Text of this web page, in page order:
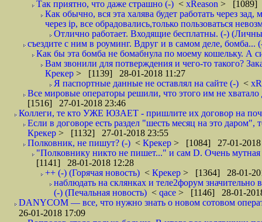
Так приятно, что даже страшно (-) < xReason > [1089]
Как обычно, вся эта халява будет работать через
через ip, все обрадовались,только пользоваться
Отлично работает. Входящие бесплатны. (-)
съездите с ним в роуминг. Вдруг и в самом деле, бомба...
Как бы эта бомба не бомабнула по моему кошельку. А
Вам звонили для потверждения и чего-то такого?
Крекер > [1139] 28-01-2018 11:27
Я паспортные данные не оставлял на сайте (-) <
Все мировые операторы решили, что этого им не
[1516] 27-01-2018 23:46
Коллеги, те кто УЖЕ ЮЗАЕТ - пришлите их договор на
Если в договоре есть раздел "шесть месяц на это даром",
Крекер > [1132] 27-01-2018 23:55
Полковник, не пишут? (-) < Крекер > [1084] 27-01-2018
"Полковнику никто не пишет..." и сам D. Очень
[1141] 28-01-2018 12:28
++ (-) (Горячая новость) < Крекер > [1364] 28-01-
наблюдать на склянках и теле2форум
(-) (Печальная новость) < qace > [1146] 28-01-
DANYCOM — все, что нужно знать о новом сотовом
26-01-2018 17:09